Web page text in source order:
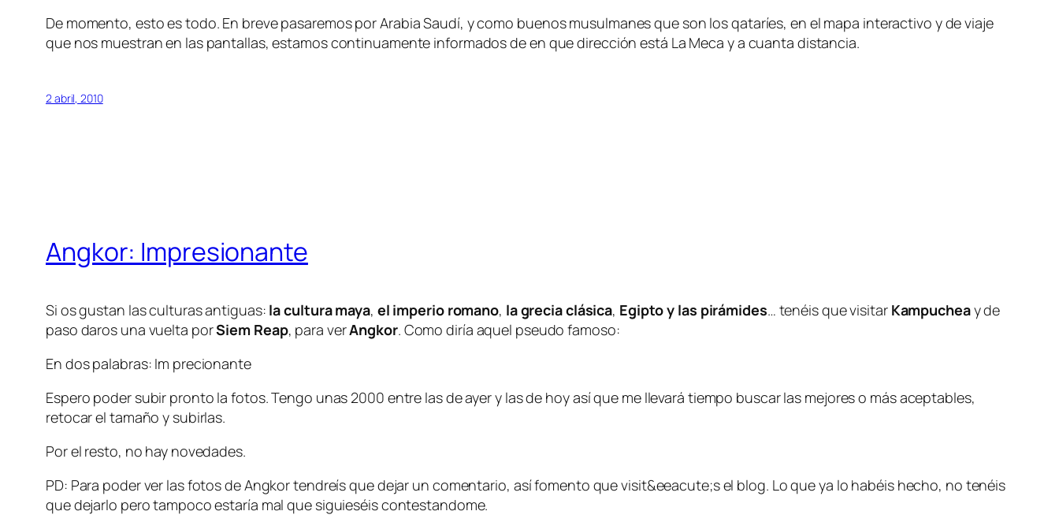
De momento, esto es todo. En breve pasaremos por Arabia Saudí, y como buenos musulmanes que son los qataríes, en el mapa interactivo y de viaje
que nos muestran en las pantallas, estamos continuamente informados de en que dirección está La Meca y a cuanta distancia.
2 abril, 2010
Angkor: Impresionante
Si os gustan las culturas antiguas: la cultura maya, el imperio romano, la grecia clásica, Egipto y las pirámides… tenéis que visitar Kampucheay de
paso daros una vuelta porSiem Reap, para verAngkor. Como diría aquel pseudo famoso:
En dos palabras: Im precionante
Espero poder subir pronto la fotos. Tengo unas 2000 entre las de ayer y las de hoy así que me llevará tiempo buscar las mejores o más aceptables,
retocar el tamaño y subirlas.
Por el resto, no hay novedades.
PD: Para poder ver las fotos de Angkor tendreís que dejar un comentario, así fomento que visit&eeacute;s el blog. Lo que ya lo habéis hecho, no tenéis
que dejarlo pero tampoco estaría mal que siguieséis contestandome.